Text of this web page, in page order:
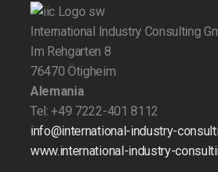
International Industry Consulting
Im Rehgarten 8
76470 Ötigheim
Alemania
Tel: +49 7222-401 8112
info@international-industry-
www.international-industry-